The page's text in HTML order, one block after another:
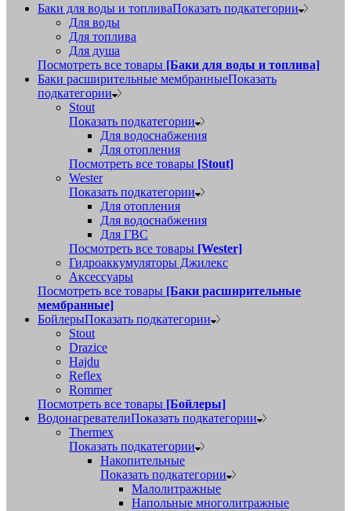
Баки для воды и топливаПоказать подкатегории
Для воды
Для топлива
Для душа
Посмотреть все товары [Баки для воды и топлива]
Баки расширительные мембранныеПоказать
подкатегории
Stout
Показать подкатегории
Для водоснабжения
Для отопления
Посмотреть все товары [Stout]
Wester
Показать подкатегории
Для отопления
Для водоснабжения
Для ГВС
Посмотреть все товары [Wester]
Гидроаккумуляторы Джилекс
Аксессуары
Посмотреть все товары [Баки расширительные
мембранные]
БойлерыПоказать подкатегории
Stout
Drazice
Hajdu
Reflex
Rommer
Посмотреть все товары [Бойлеры]
ВодонагревателиПоказать подкатегории
Thermex
Показать подкатегории
Накопительные
Показать подкатегории
Малолитражные
Напольные многолитражные